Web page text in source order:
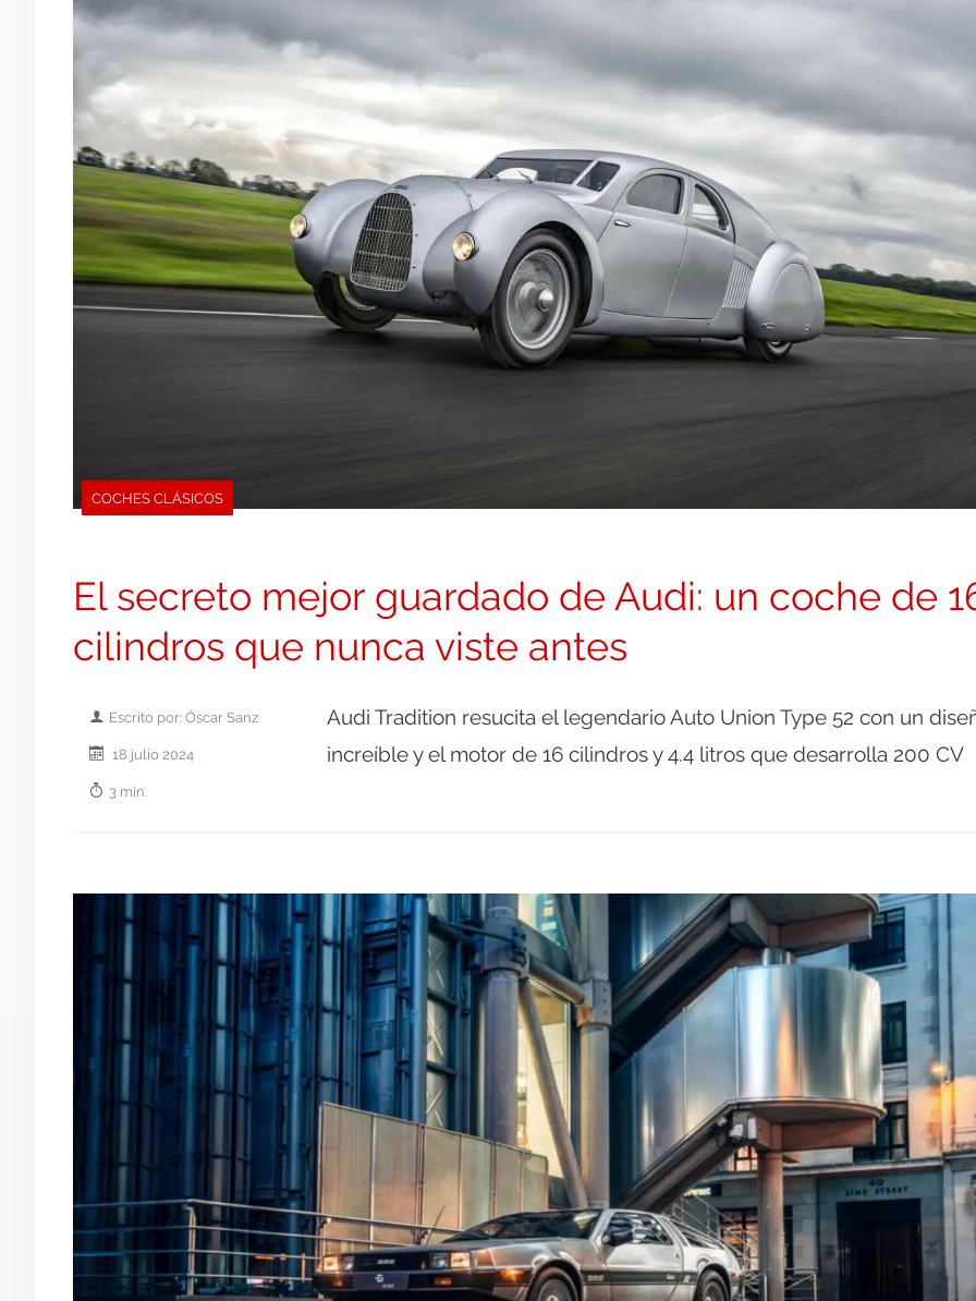
COCHES CLÁSICOS
El secreto mejor guardado de Audi: un coche de
cilindros que nunca viste antes
Escrito por: Óscar Sanz
18 julio 2024
3 min.
Audi Tradition resucita el legendario Auto Union Type 52 con un
increíble y el motor de 16 cilindros y 4.4 litros que desarrolla 200 CV